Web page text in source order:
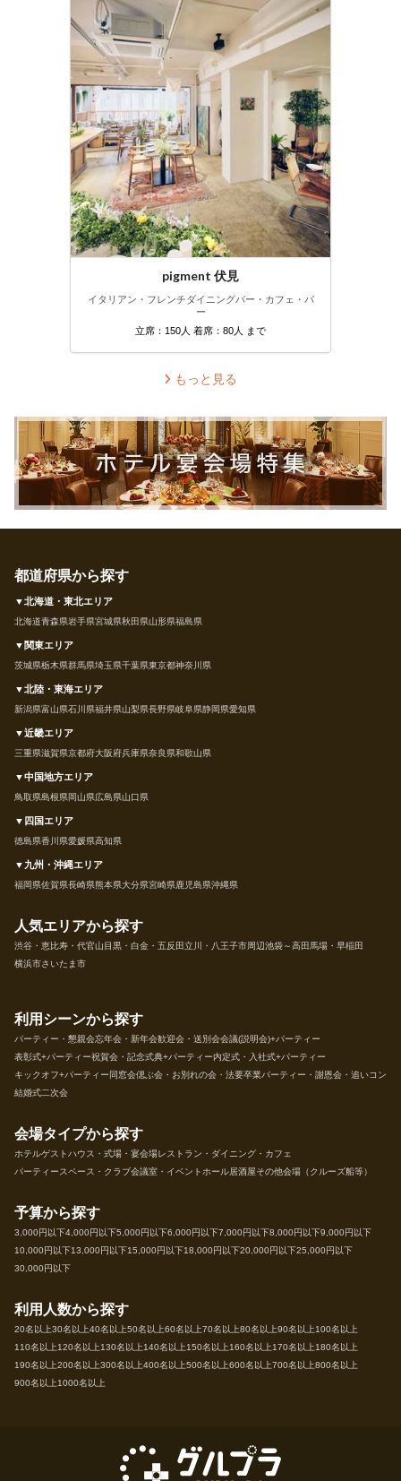
pigment 伏見
イタリアン・フレンチダイニングバー・カフェ・バ
ー
立席：150人 着席：80人 まで
もっと見る
都道府県から探す
▼北海道・東北エリア
北海道青森県岩手県宮城県秋田県山形県福島県
▼関東エリア
茨城県栃木県群馬県埼玉県千葉県東京都神奈川県
▼北陸・東海エリア
新潟県富山県石川県福井県山梨県長野県岐阜県静岡県愛知県
▼近畿エリア
三重県滋賀県京都府大阪府兵庫県奈良県和歌山県
▼中国地方エリア
鳥取県島根県岡山県広島県山口県
▼四国エリア
徳島県香川県愛媛県高知県
▼九州・沖縄エリア
福岡県佐賀県長崎県熊本県大分県宮崎県鹿児島県沖縄県
人気エリアから探す
渋谷・恵比寿・代官山目黒・白金・五反田立川・八王子市周辺池袋～高田馬場・早稲田
横浜市さいたま市
利用シーンから探す
パーティー・懇親会忘年会・新年会歓迎会・送別会会議(説明会)+パーティー
表彰式+パーティー祝賀会・記念式典+パーティー内定式・入社式+パーティー
キックオフ+パーティー 同窓会偲ぶ会・お別れの会・法要卒業パーティー・謝恩会・追いコン
結婚式二次会
会場タイプから探す
ホテルゲストハウス・式場・宴会場レストラン・ダイニング・カフェ
パーティースペース・クラブ会議室・イベントホール居酒屋その他会場（クルーズ船等）
予算から探す
3,000円以下4,000円以下5,000円以下6,000円以下7,000円以下8,000円以下9,000円以下
10,000円以下13,000円以下15,000円以下18,000円以下20,000円以下25,000円以下
30,000円以下
利用人数から探す
20名以上30名以上40名以上50名以上60名以上70名以上80名以上90名以上100名以上
110名以上120名以上130名以上140名以上150名以上160名以上170名以上180名以上
190名以上200名以上300名以上400名以上500名以上600名以上700名以上800名以上
900名以上1000名以上